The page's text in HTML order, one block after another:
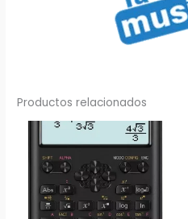
Productos relacionados